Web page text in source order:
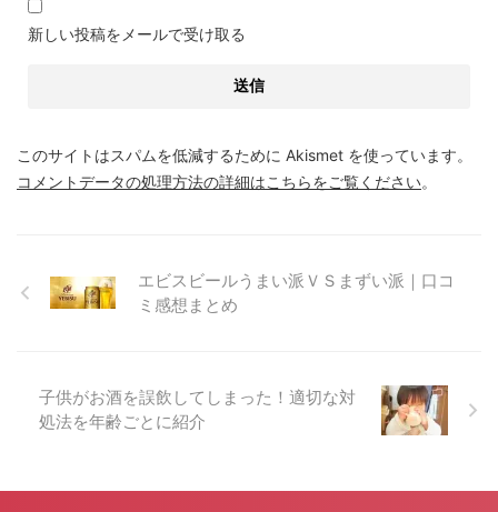
新しい投稿をメールで受け取る
このサイトはスパムを低減するために Akismet を使っています。
コメントデータの処理方法の詳細はこちらをご覧ください。
エビスビールうまい派ＶＳまずい派｜口コ
ミ感想まとめ
子供がお酒を誤飲してしまった！適切な対
処法を年齢ごとに紹介